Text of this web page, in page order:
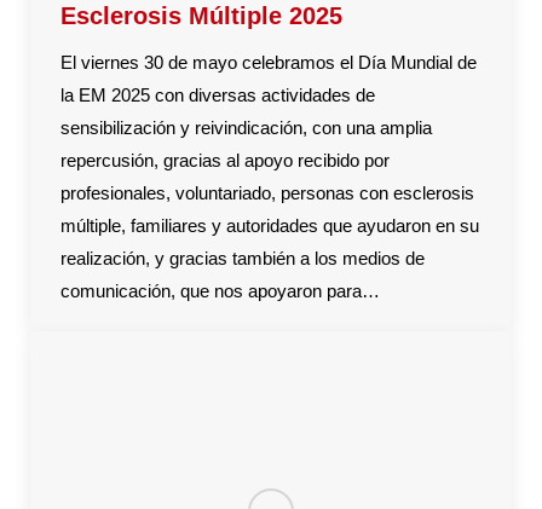
Esclerosis Múltiple 2025
El viernes 30 de mayo celebramos el Día Mundial de
la EM 2025 con diversas actividades de
sensibilización y reivindicación, con una amplia
repercusión, gracias al apoyo recibido por
profesionales, voluntariado, personas con esclerosis
múltiple, familiares y autoridades que ayudaron en su
realización, y gracias también a los medios de
comunicación, que nos apoyaron para…